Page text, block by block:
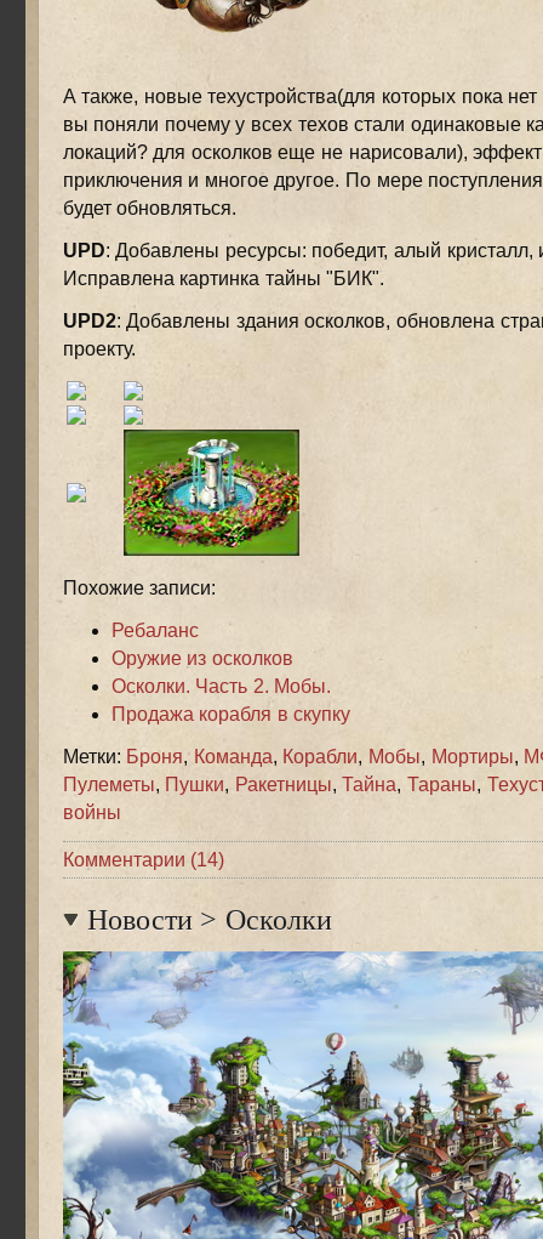
А также, новые техустройства(для которых пока нет
вы поняли почему у всех техов стали одинаковые
локаций? для осколков еще не нарисовали),
приключения и многое другое. По мере
будет обновляться.
UPD: Добавлены ресурсы: победит, алый кристалл,
Исправлена картинка тайны "БИК".
UPD2: Добавлены здания осколков, обновлена
проекту.
Похожие записи:
Ребаланс
Оружие из осколков
Осколки. Часть 2. Мобы.
Продажа корабля в скупку
Метки: Броня, Команда, Корабли, Мобы, Мортиры,
Пулеметы, Пушки, Ракетницы,Тайна, Тараны,
войны
Комментарии (14)
Новости> Осколки